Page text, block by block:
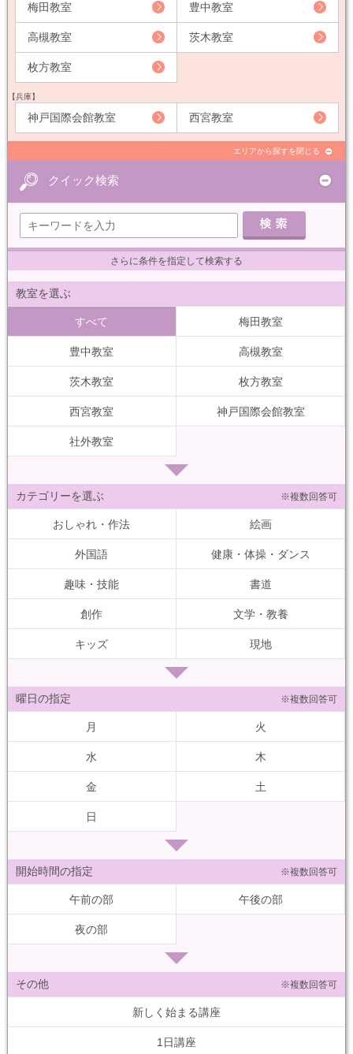
梅田教室 豊中教室
高槻教室 茨木教室
枚方教室
【兵庫】
神戸国際会館教室 西宮教室
エリアから探すを閉じる
クイック検索
さらに条件を指定して検索する
教室を選ぶ
すべて 梅田教室
豊中教室 高槻教室
茨木教室 枚方教室
西宮教室 神戸国際会館教室
社外教室
カテゴリーを選ぶ ※複数回答可
おしゃれ・作法 絵画
外国語 健康・体操・ダンス
趣味・技能 書道
創作 文学・教養
キッズ 現地
曜日の指定 ※複数回答可
月 火
水 木
金 土
日
開始時間の指定 ※複数回答可
午前の部 午後の部
夜の部
その他 ※複数回答可
新しく始まる講座
1日講座